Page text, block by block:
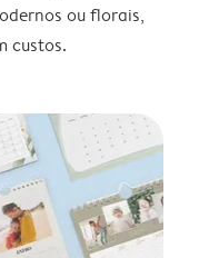
ou florais,
custos.